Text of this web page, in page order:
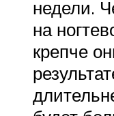
недели.
на
крепче